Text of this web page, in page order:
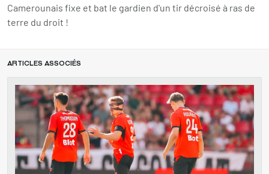
Camerounais fixe et bat le gardien d'un tir décroisé à ras de
terre du droit !
ARTICLES ASSOCIÉS